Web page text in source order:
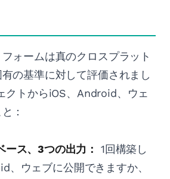
ォームは真のクロスプラット
の基準に対して評価されまし
クトからiOS、Android、ウェ
：
ース、3つの出力：
1回構築し
、ウェブに公開できますか、